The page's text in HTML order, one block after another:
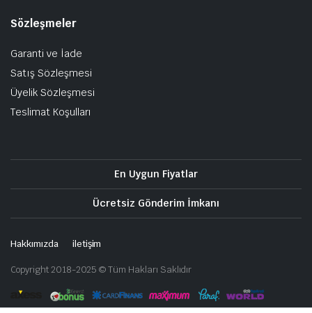
Sözleşmeler
Garanti ve İade
Satış Sözleşmesi
Üyelik Sözleşmesi
Teslimat Koşulları
En Uygun Fiyatlar
Ücretsiz Gönderim İmkanı
Hakkımızda iletişim
Copyright 2018-2025 © Tüm Hakları Saklıdır